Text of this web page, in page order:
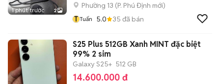
1 phút trước 2
Phường 13 (P. Phú Định mới)
T Tuấn 5.0 35 đã bán
S25 Plus 512GB Xanh MINT đặc biệt
99% 2 sim
Galaxy S25+ 512 GB
14.600.000 đ